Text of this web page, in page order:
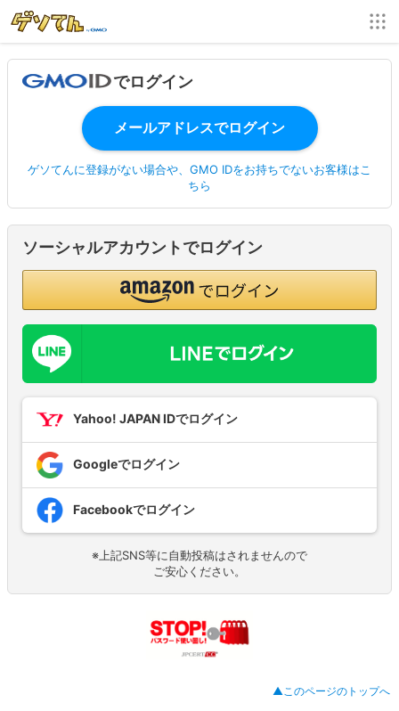
でログイン
ゲソてんに登録がない場合や、GMO IDをお持ちでないお客様はこ
ちら
ソーシャルアカウントでログイン
Yahoo! JAPAN IDでログイン
Googleでログイン
Facebookでログイン
※上記SNS等に自動投稿はされませんので
ご安心ください。
▲このページのトップへ